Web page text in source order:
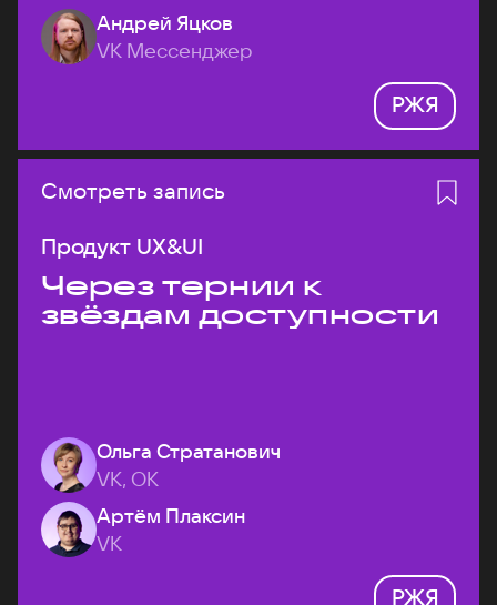
Андрей Яцков
VK Мессенджер
РЖЯ
Смотреть запись
Продукт UX&UI
Через тернии к
звёздам доступности
Ольга Стратанович
VK, ОК
Артём Плаксин
VK
РЖЯ